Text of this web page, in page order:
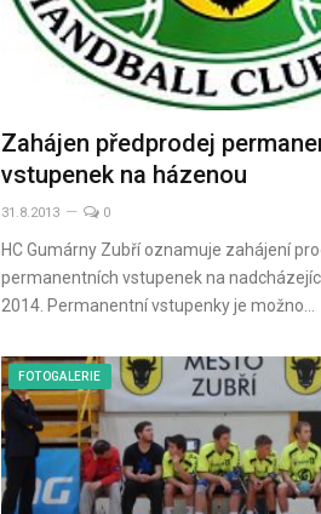
Zahájen předprodej
vstupenek na házenou
31.8.2013 0
HC Gumárny Zubří oznamuje zahájení
permanentních vstupenek na
2014. Permanentní vstupenky je možno…
FOTOGALERIE